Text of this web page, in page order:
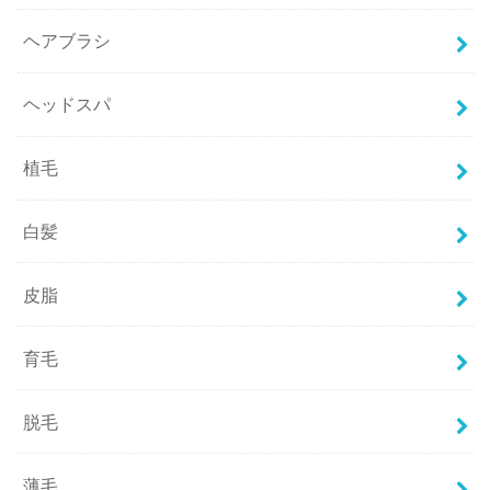
ヘアブラシ
ヘッドスパ
植毛
白髪
皮脂
育毛
脱毛
薄毛